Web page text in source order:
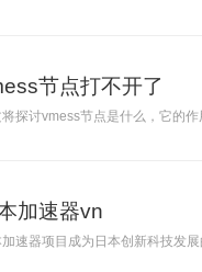
节点打不开了
探讨vmess节点是什么，它的
加速器vn
加速器项目成为日本创新科技发